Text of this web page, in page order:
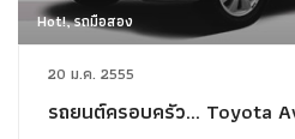
Hot!, รถมือสอง
20 ม.ค. 2555
รถยนต์ครอบครัว... Toyota